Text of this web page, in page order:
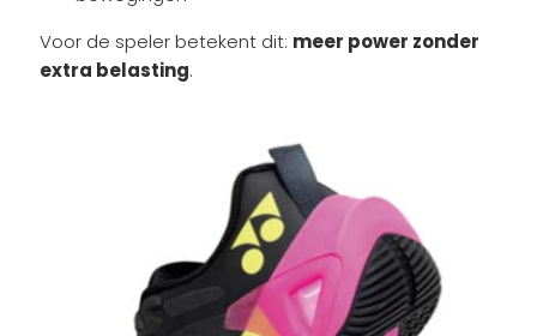
Voor de speler betekent dit: meer power zonder
extra belasting.